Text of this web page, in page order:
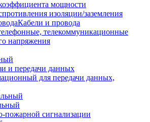
мощности
изоляции/заземления
Кабели и провода
телекоммуникационные
напряжения
и передачи данных
для передачи данных,
пожарной сигнализации